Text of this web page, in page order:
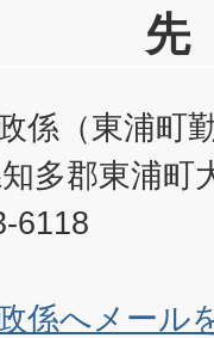
先
係（東浦町
多郡東浦町
6118
係へメール